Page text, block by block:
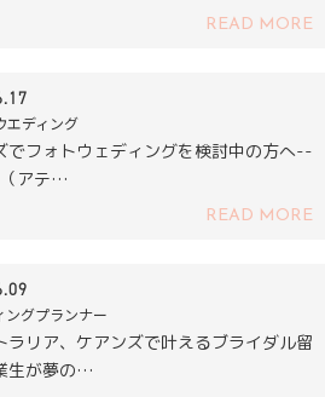
READ MORE
エディング
でフォトウェディングを検討中の方へ--
アテ…
READ MORE
ングプランナー
ラリア、ケアンズで叶えるブライダル留
生が夢の…